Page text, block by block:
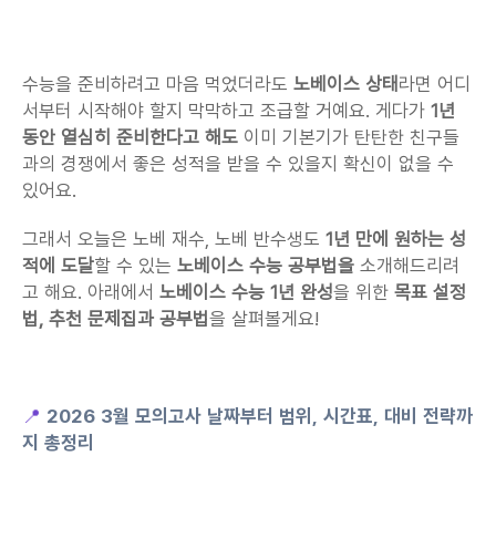
수능을 준비하려고 마음 먹었더라도 노베이스 상태라면 어디
서부터 시작해야 할지 막막하고 조급할 거예요. 게다가 1년
동안 열심히 준비한다고 해도 이미 기본기가 탄탄한 친구들
과의 경쟁에서 좋은 성적을 받을 수 있을지 확신이 없을 수
있어요.
그래서 오늘은 노베 재수, 노베 반수생도 1년 만에 원하는 성
적에 도달할 수 있는 노베이스 수능 공부법을 소개해드리려
고 해요. 아래에서 노베이스 수능 1년 완성을 위한 목표 설정
법, 추천 문제집과 공부법을 살펴볼게요!
📍 2026 3월 모의고사 날짜부터 범위, 시간표, 대비 전략까
지 총정리